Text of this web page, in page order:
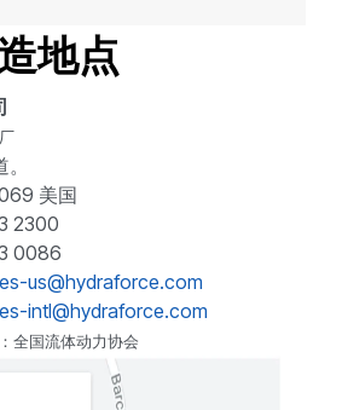
地点
美国
2300
0086
us@hydraforce.com
intl@hydraforce.com
全国流体动力协会